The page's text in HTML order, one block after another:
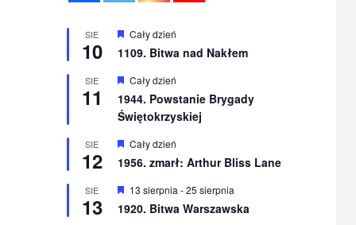
SIE
10
Wyróżnione
Cały dzień
1109. Bitwa nad Nakłem
SIE
11
Wyróżnione
Cały dzień
1944. Powstanie Brygady
Świętokrzyskiej
SIE
12
Wyróżnione
Cały dzień
1956. zmarł: Arthur Bliss Lane
SIE
13
Wyróżnione
13 sierpnia -25 sierpnia
1920. Bitwa Warszawska